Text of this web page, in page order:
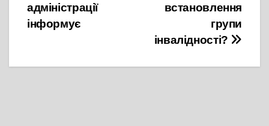
встановлення
групи
інвалідності?
адміністрації
інформує